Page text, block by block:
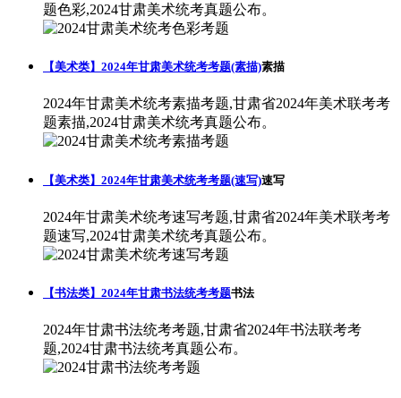
题色彩,2024甘肃美术统考真题公布。
【美术类】2024年甘肃美术统考考题(素描)素描
2024年甘肃美术统考素描考题,甘肃省2024年美术联考考
题素描,2024甘肃美术统考真题公布。
【美术类】2024年甘肃美术统考考题(速写)速写
2024年甘肃美术统考速写考题,甘肃省2024年美术联考考
题速写,2024甘肃美术统考真题公布。
【书法类】2024年甘肃书法统考考题书法
2024年甘肃书法统考考题,甘肃省2024年书法联考考
题,2024甘肃书法统考真题公布。